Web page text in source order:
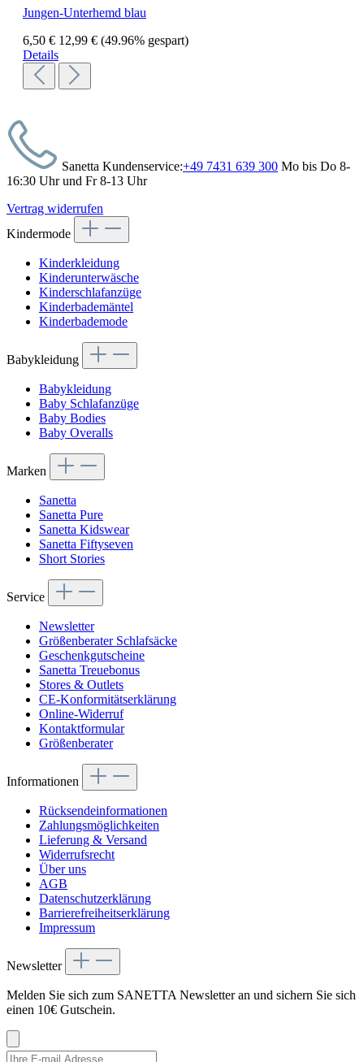
Jungen-Unterhemd blau
6,50 € 12,99 € (49.96% gespart)
Details
Sanetta Kundenservice:+49 7431 639 300 Mo bis Do 8-
16:30 Uhr und Fr 8-13 Uhr
Vertrag widerrufen
Kindermode
Kinderkleidung
Kinderunterwäsche
Kinderschlafanzüge
Kinderbademäntel
Kinderbademode
Babykleidung
Babykleidung
Baby Schlafanzüge
Baby Bodies
Baby Overalls
Marken
Sanetta
Sanetta Pure
Sanetta Kidswear
Sanetta Fiftyseven
Short Stories
Service
Newsletter
Größenberater Schlafsäcke
Geschenkgutscheine
Sanetta Treuebonus
Stores & Outlets
CE-Konformitätserklärung
Online-Widerruf
Kontaktformular
Größenberater
Informationen
Rücksendeinformationen
Zahlungsmöglichkeiten
Lieferung & Versand
Widerrufsrecht
Über uns
AGB
Datenschutzerklärung
Barrierefreiheitserklärung
Impressum
Newsletter
Melden Sie sich zum SANETTA Newsletter an und sichern Sie sich
einen 10€ Gutschein.